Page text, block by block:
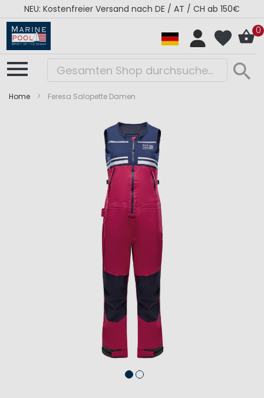
NEU: Kostenfreier Versand nach DE / AT / CH ab 150€
0
Home Feresa Salopette Damen